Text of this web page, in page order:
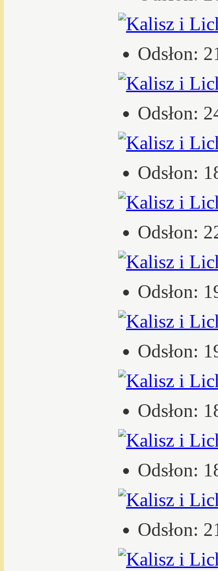
Odsłon:
Odsłon:
Odsłon:
Odsłon:
Odsłon:
Odsłon:
Odsłon:
Odsłon:
Odsłon: